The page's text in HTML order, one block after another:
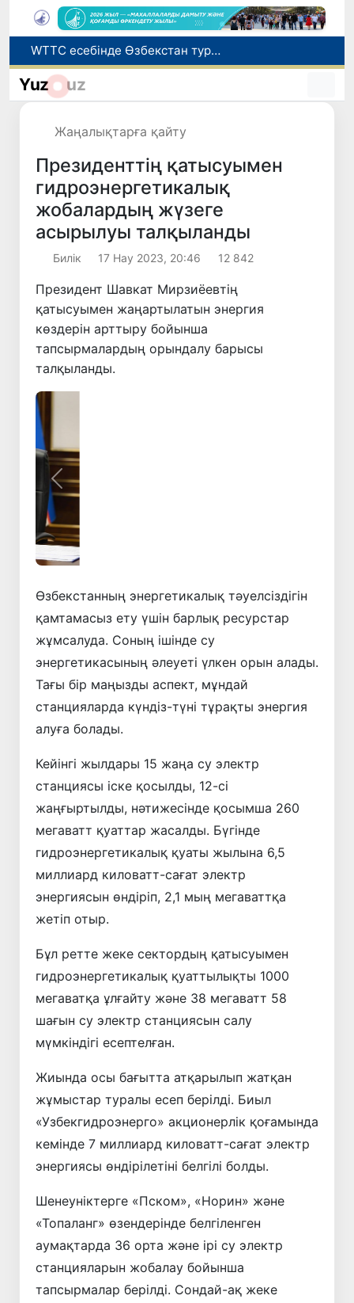
Мүмкіндігі шектеулі талапкерлерге қабылдау емтихандарында қосымша уақыт беріледі
Беларусьтен Өзбекстанға екінші тікелей жүк пойызы жөнелтілді
Yuz uz
Жаңалықтарға қайту
Президенттің қатысуымен
гидроэнергетикалық
жобалардың жүзеге
асырылуы талқыланды
Билік 17 Нау 2023, 20:46 12 842
Президент Шавкат Мирзиёевтің
қатысуымен жаңартылатын энергия
көздерін арттыру бойынша
тапсырмалардың орындалу барысы
талқыланды.
Алдыңғы
Өзбекстанның энергетикалық тәуелсіздігін
қамтамасыз ету үшін барлық ресурстар
жұмсалуда. Соның ішінде су
энергетикасының әлеуеті үлкен орын алады.
Тағы бір маңызды аспект, мұндай
станцияларда күндіз-түні тұрақты энергия
алуға болады.
Кейінгі жылдары 15 жаңа су электр
станциясы іске қосылды, 12-сі
жаңғыртылды, нәтижесінде қосымша 260
мегаватт қуаттар жасалды. Бүгінде
гидроэнергетикалық қуаты жылына 6,5
миллиард киловатт-сағат электр
энергиясын өндіріп, 2,1 мың мегаваттқа
жетіп отыр.
Бұл ретте жеке сектордың қатысуымен
гидроэнергетикалық қуаттылықты 1000
мегаватқа ұлғайту және 38 мегаватт 58
шағын су электр станциясын салу
мүмкіндігі есептелған.
Жиында осы бағытта атқарылып жатқан
жұмыстар туралы есеп берілді. Биыл
«Узбекгидроэнерго» акционерлік қоғамында
кемінде 7 миллиард киловатт-сағат электр
энергиясы өндірілетіні белгілі болды.
Шенеуніктерге «Пском», «Норин» және
«Топаланг» өзендерінде белгіленген
аумақтарда 36 орта және ірі су электр
станцияларын жобалау бойынша
тапсырмалар берілді. Сондай-ақ жеке